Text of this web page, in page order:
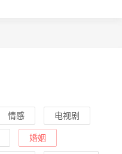
情感 电视剧
婚姻